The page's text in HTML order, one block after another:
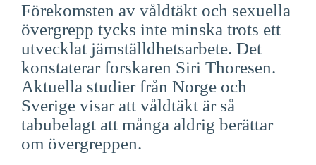
English
Skandinaviska
Suomi
Íslenska
Förekomsten av våldtäkt och sexuella
övergrepp tycks inte minska trots ett
utvecklat jämställdhetsarbete. Det
konstaterar forskaren Siri Thoresen.
Aktuella studier från Norge och
Sverige visar att våldtäkt är så
tabubelagt att många aldrig berättar
om övergreppen.